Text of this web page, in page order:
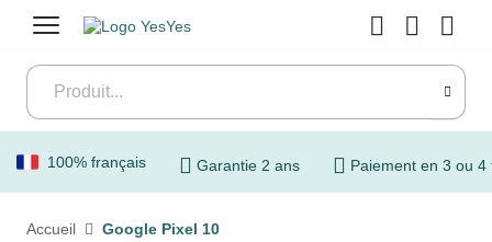
100% français Garantie 2 ans Paiement en 3 ou 4
Accueil Google Pixel 10